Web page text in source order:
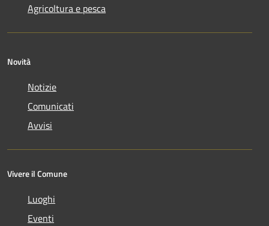
Agricoltura e pesca
Novità
Notizie
Comunicati
Avvisi
Vivere il Comune
Luoghi
Eventi